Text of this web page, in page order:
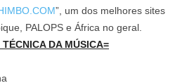
”, um dos melhores sites
PALOPS e África no geral.
DA MÚSICA=